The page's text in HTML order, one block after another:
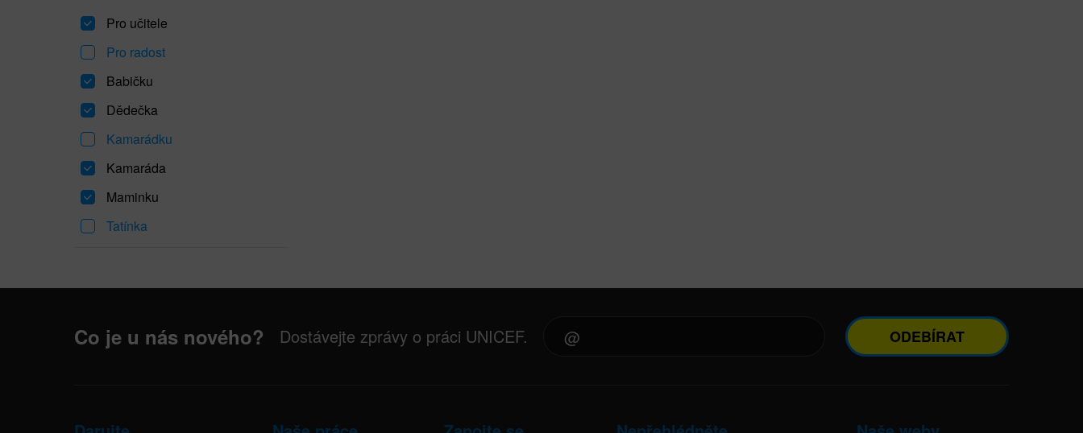
Pro učitele
Pro radost
Babičku
Dědečka
Kamarádku
Kamaráda
Maminku
Tatínka
Co je u nás nového? Dostávejte zprávy o práci UNICEF. ODEBÍRAT